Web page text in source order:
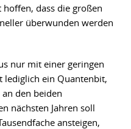
dass die großen
überwunden werden
nur mit einer geringen
lediglich ein Quantenbit,
den beiden
nächsten Jahren soll
ansteigen,